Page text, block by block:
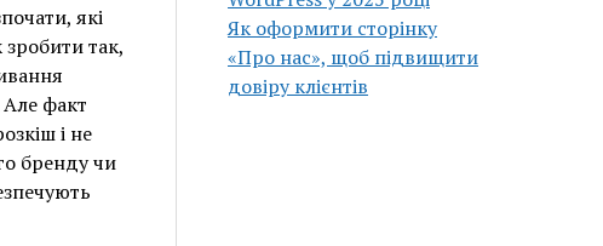
які
так,
факт
і не
бренду чи
Як оформити сторінку
«Про нас», щоб підвищити
довіру клієнтів